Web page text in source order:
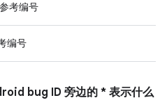
考编号
编号
bug ID 旁边的 * 表示什么